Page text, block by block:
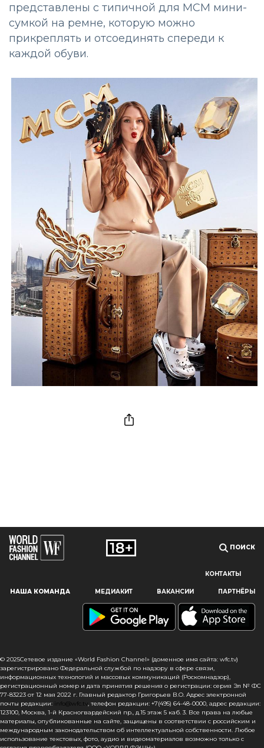
Наш сайт использует файлы cookie и похожие технологии,
чтобы гарантировать максимальное удобство
пользователям, предоставляя персонализированную
информацию, запоминая предпочтения в области
сайта, вы подтверждаете свое согласие на использование
файлов cookie в соответствии с настоящим уведомлением
в отношении данного типа файлов. Если вы не согласны
с тем, чтобы мы использовали данный тип файлов,
то вы должны соответствующим образом установить
настройки вашего браузера или не использовать сайт wfc.tv
представлены с типичной для MCM мини-
сумкой на ремне, которую можно
прикреплять и отсоединять спереди к
каждой обуви.
ПОИСК
КОНТАКТЫ
НАША КОМАНДА МЕДИАКИТ ВАКАНСИИ ПАРТНЁРЫ
© 2025Сетевое издание «World Fashion Channel» (доменное имя сайта: wfc.tv)
зарегистрировано Федеральной службой по надзору в сфере связи,
информационных технологий и массовых коммуникаций (Роскомнадзор),
регистрационный номер и дата принятия решения о регистрации: серия Эл № ФС
77-83223 от 12 мая 2022 г. Главный редактор Григорьев В.О. Адрес электронной
почты редакции: info@wfc.tv, телефон редакции: +7(495) 64-48-0000, адрес редакции:
123100, Москва, 1-й Красногвардейский пр., д.15 этаж 5 каб. 3. Все права на любые
материалы, опубликованные на сайте, защищены в соответствии с российским и
международным законодательством об интеллектуальной собственности. Любое
использование текстовых, фото, аудио и видеоматериалов возможно только с